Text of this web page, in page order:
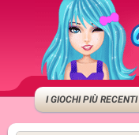
I GIOCHI PIÙ RECENTI